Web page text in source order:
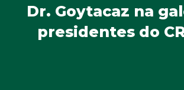
Dr. Goytacaz na
presidentes do